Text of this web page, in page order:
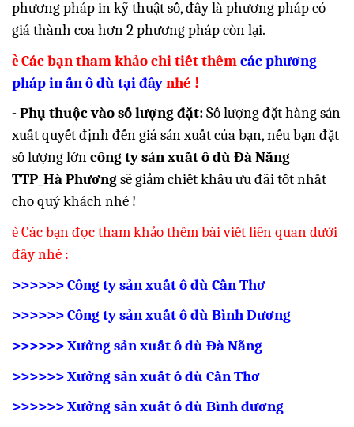
phương pháp in kỹ thuật số, đây là phương pháp có
giá thành coa hơn 2 phương pháp còn lại.
èCác bạn tham khảo chi tiết thêmcác phương
pháp in ấn ô dù tại đâynhé !
- Phụ thuộc vào số lượng đặt:Số lượng đặt hàng sản
xuất quyết định đến giá sản xuất của bạn, nếu bạn đặt
số lượng lớncông ty sản xuất ô dù Đà Nẵng
TTP_Hà Phương sẽ giảm chiết khấu ưu đãi tốt nhất
cho quý khách nhé !
èCác bạn đọc tham khảo thêm bài viết liên quan dưới
đây nhé :
>>>>>> Công ty sản xuất ô dù Cần Thơ
>>>>>> Công ty sản xuất ô dù Bình Dương
>>>>>> Xưởng sản xuất ô dù Đà Nẵng
>>>>>> Xưởng sản xuất ô dù Cần Thơ
>>>>>> Xưởng sản xuất ô dù Bình dương